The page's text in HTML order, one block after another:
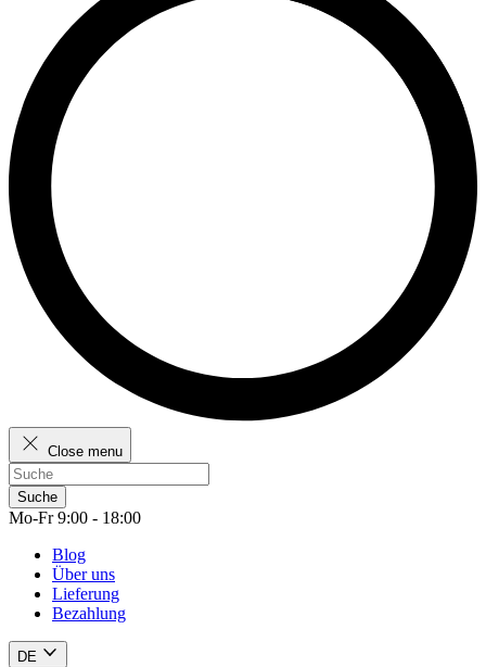
Close menu
Suche
Mo-Fr 9:00 - 18:00
Blog
Über uns
Lieferung
Bezahlung
DE